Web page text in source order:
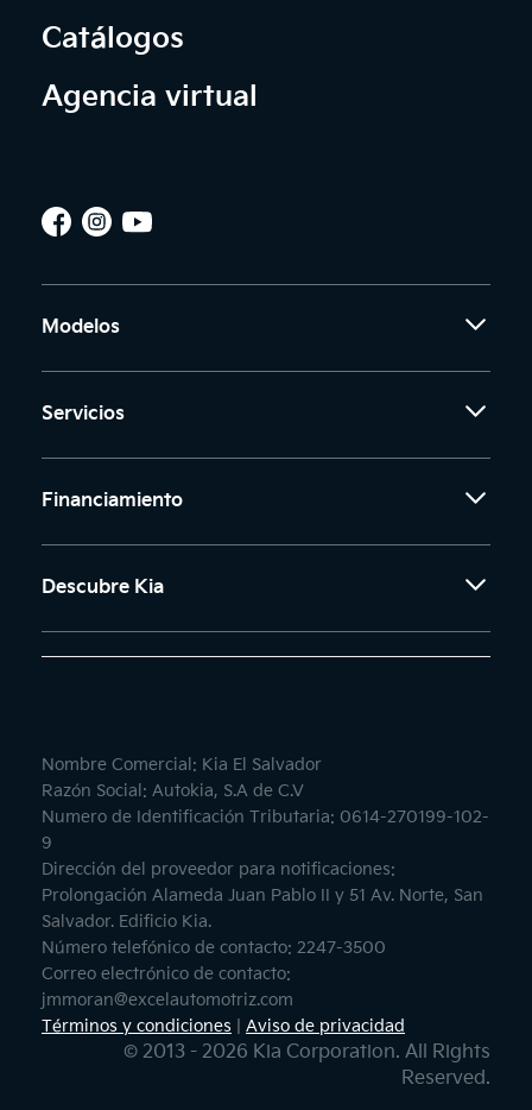
Catálogos
Agencia virtual
Modelos
Servicios
Financiamiento
Descubre Kia
Nombre Comercial: Kia El Salvador
Razón Social: Autokia, S.A de C.V
Numero de Identificación Tributaria: 0614-270199-102-
9
Dirección del proveedor para notificaciones:
Prolongación Alameda Juan Pablo II y 51 Av. Norte, San
Salvador. Edificio Kia.
Número telefónico de contacto: 2247-3500
Correo electrónico de contacto:
jmmoran@excelautomotriz.com
Términos y condiciones
Aviso de privacidad
© 2013 - 2026 Kia Corporation. All Rights
Reserved.